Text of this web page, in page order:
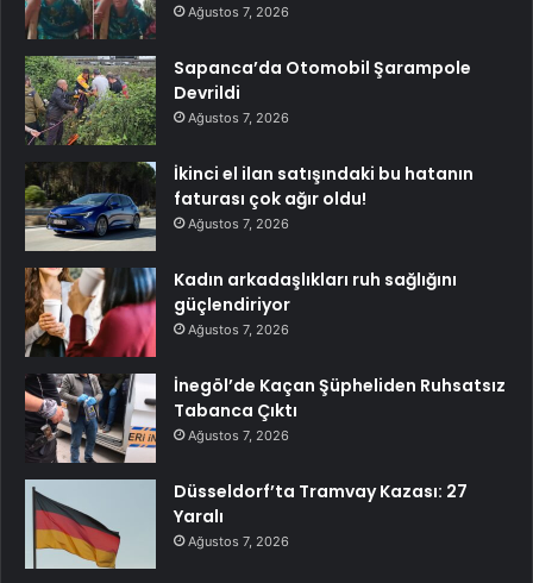
Ağustos 7, 2026
Sapanca’da Otomobil Şarampole
Devrildi
Ağustos 7, 2026
İkinci el ilan satışındaki bu hatanın
faturası çok ağır oldu!
Ağustos 7, 2026
Kadın arkadaşlıkları ruh sağlığını
güçlendiriyor
Ağustos 7, 2026
İnegöl’de Kaçan Şüpheliden Ruhsatsız
Tabanca Çıktı
Ağustos 7, 2026
Düsseldorf’ta Tramvay Kazası: 27
Yaralı
Ağustos 7, 2026